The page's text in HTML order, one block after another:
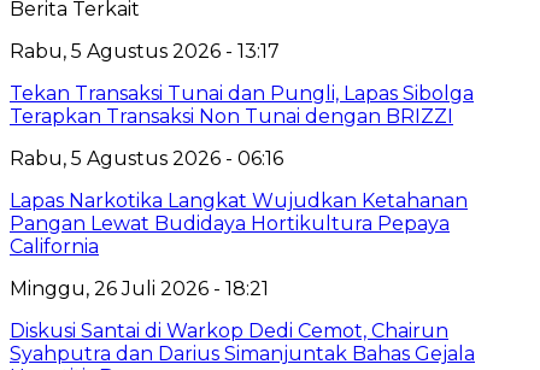
Berita Terkait
Rabu, 5 Agustus 2026 - 13:17
Tekan Transaksi Tunai dan Pungli, Lapas Sibolga
Terapkan Transaksi Non Tunai dengan BRIZZI
Rabu, 5 Agustus 2026 - 06:16
Lapas Narkotika Langkat Wujudkan Ketahanan
Pangan Lewat Budidaya Hortikultura Pepaya
California
Minggu, 26 Juli 2026 - 18:21
Diskusi Santai di Warkop Dedi Cemot, Chairun
Syahputra dan Darius Simanjuntak Bahas Gejala